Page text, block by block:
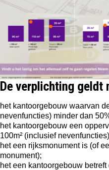
De verplichting geldt
het kantoorgebouw waarvan
nevenfuncties) minder dan
het kantoorgebouw een
100m² (inclusief
het een rijksmonument is (of
monument);
het een kantoorgebouw